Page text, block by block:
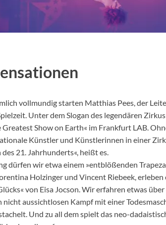
vollmundig starten Matthias Pees, der
Unter dem Slogan des legendären
Show on Earth« im Frankfurt LAB.
Künstler und Künstlerinnen in einer
21. Jahrhunderts«, heißt es.
dürfen wir etwa einem »entblößenden
Holzinger und Vincent Riebeek, erleben
von Eisa Jocson. Wir erfahren etwas
aussichtlosen Kampf mit einer
Und zu all dem spielt das neo-